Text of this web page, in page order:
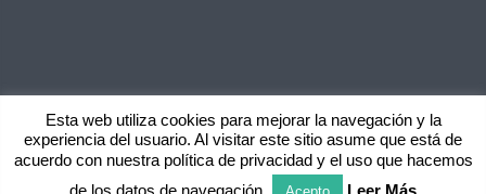
Copyright 2015 BLUEROOM - Todos los
derechos reservados -Aviso Legal -Politica
de privacidad
Esta web utiliza cookies para mejorar la navegación y la
experiencia del usuario. Al visitar este sitio asume que está de
acuerdo con nuestra política de privacidad y el uso que hacemos
de los datos de navegación
Leer Más